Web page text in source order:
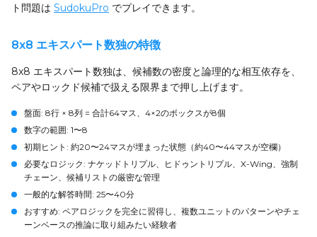
ト問題は SudokuPro でプレイできます。
8x8 エキスパート数独の特徴
8x8 エキスパート数独は、候補数の密度と論理的な相互依存を、
ペアやロックド候補で扱える限界まで押し上げます。
盤面: 8行 × 8列 = 合計64マス、4×2のボックスが8個
数字の範囲: 1〜8
初期ヒント : 約20〜24マスが埋まった状態（約40〜44マスが空欄）
必要なロジック: ナケッドトリプル、ヒドゥントリプル、X-Wing、強制
チェーン、候補リストの厳密な管理
一般的な解答時間: 25〜40分
おすすめ: ペアロジックを完全に習得し、複数ユニットのパターンやチェ
ーンベースの推論に取り組みたい経験者